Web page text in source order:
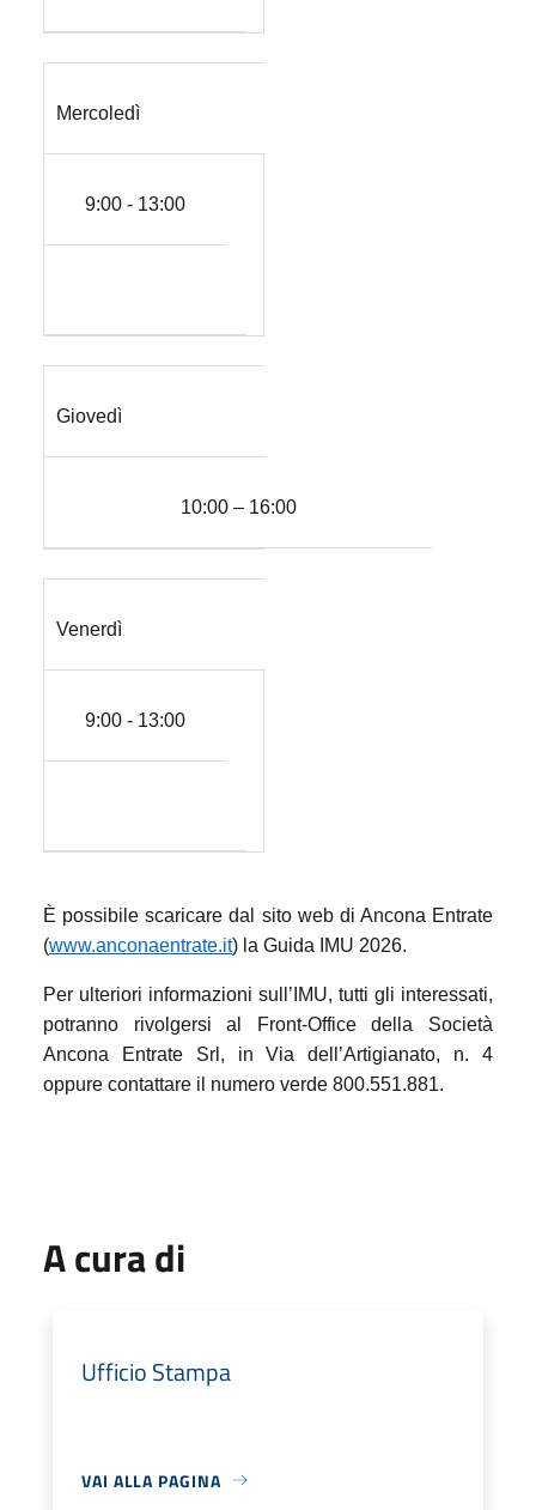
Mercoledì
9:00 - 13:00
Giovedì
10:00 – 16:00
Venerdì
9:00 - 13:00
È possibile scaricare dal sito web di Ancona Entrate
(www.anconaentrate.it) la Guida IMU 2026.
Per ulteriori informazioni sull’IMU, tutti gli interessati,
potranno rivolgersi al Front-Office della Società
Ancona Entrate Srl, in Via dell’Artigianato, n. 4
oppure contattare il numero verde 800.551.881.
A cura di
Ufficio Stampa
VAI ALLA PAGINA